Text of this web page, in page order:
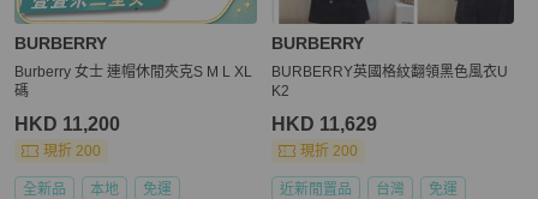
BURBERRY
Burberry 女士 連帽休閒夾克S M L XL
碼
HKD 11,200
現折 200
全新品 本地 免運
BURBERRY
BURBERRY英國格紋翻領黑色風衣U
K2
HKD 11,629
現折 200
近新閒置品 台灣 免運